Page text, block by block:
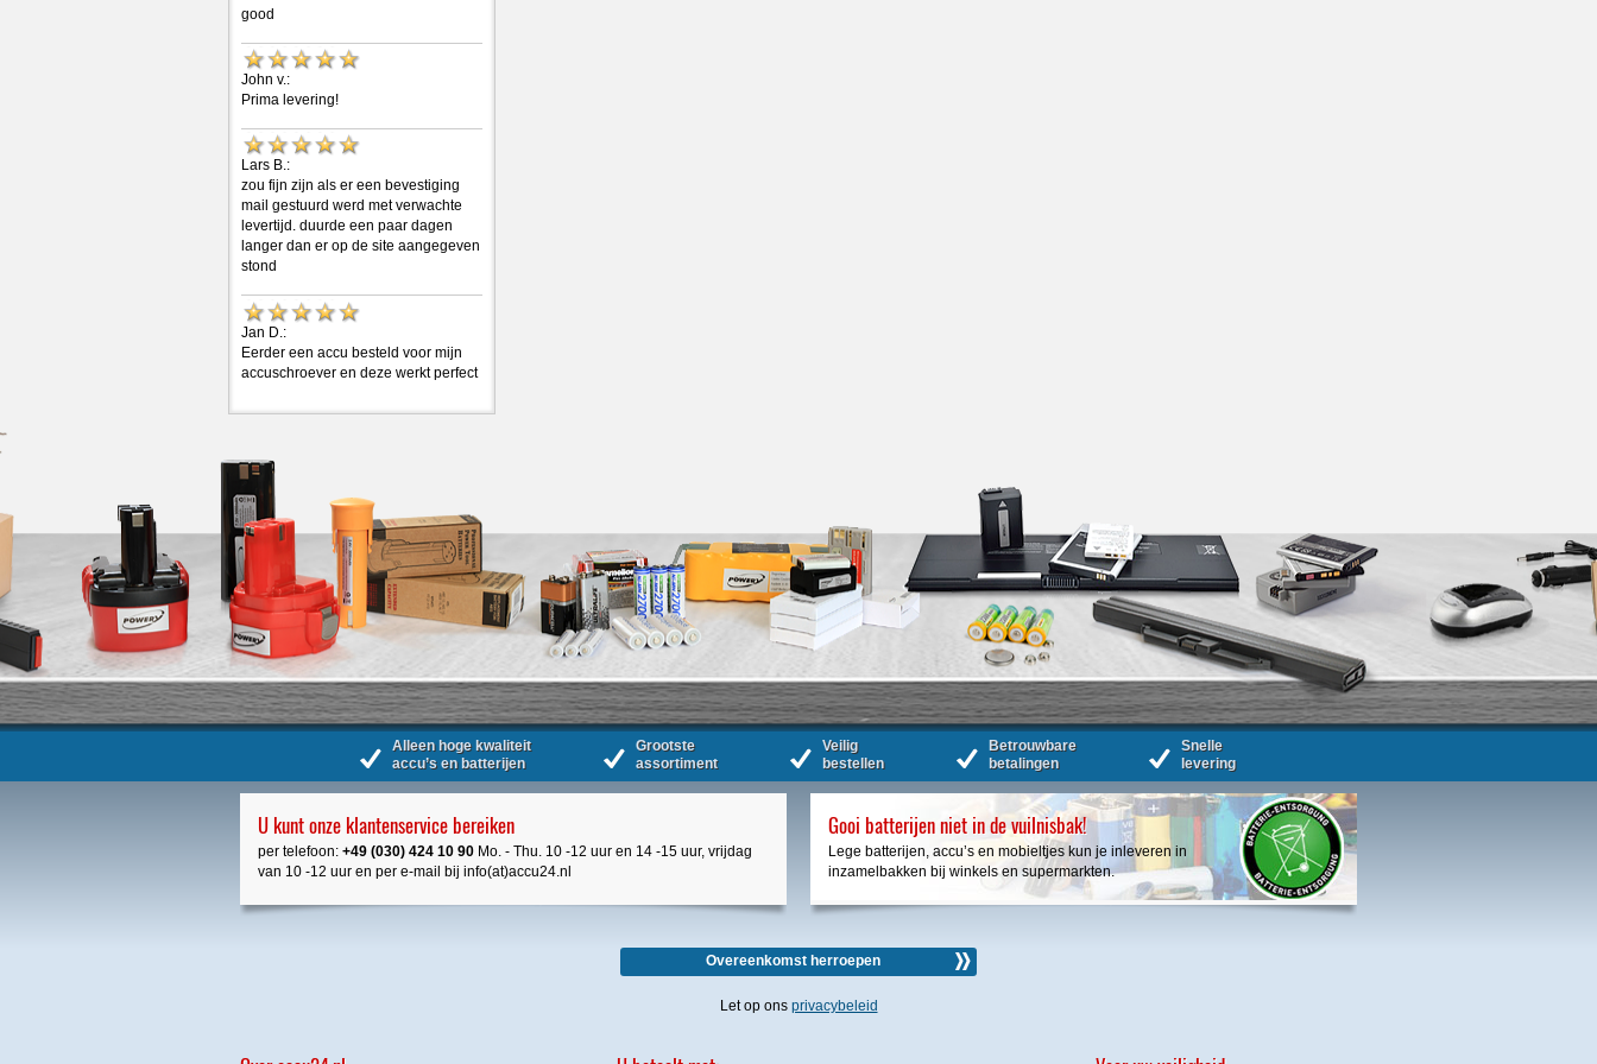
good
John v.:
Prima levering!
Lars B.:
zou fijn zijn als er een bevestiging
mail gestuurd werd met verwachte
levertijd. duurde een paar dagen
langer dan er op de site aangegeven
stond
Jan D.:
Eerder een accu besteld voor mijn
accuschroever en deze werkt perfect
Alleen hoge kwaliteit
accu’s en batterijen
Grootste
assortiment
Veilig
bestellen
Betrouwbare
betalingen
Snelle
levering
U kunt onze klantenservice bereiken
per telefoon: +49 (030) 424 10 90 Mo. - Thu. 10 -12 uur en 14 -15 uur, vrijdag
van 10 -12 uur en per e-mail bij info(at)accu24.nl
Gooi batterijen niet in de vuilnisbak!
Lege batterijen, accu’s en mobieltjes kun je inleveren in
inzamelbakken bij winkels en supermarkten.
Overeenkomst herroepen
Let op ons privacybeleid